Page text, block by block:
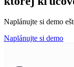
Naplánujte si demo
Naplánujte si demo